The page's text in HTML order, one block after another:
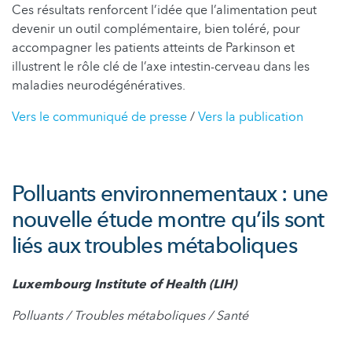
Ces résultats renforcent l’idée que l’alimentation peut
devenir un outil complémentaire, bien toléré, pour
accompagner les patients atteints de Parkinson et
illustrent le rôle clé de l’axe intestin-cerveau dans les
maladies neurodégénératives.
Vers le communiqué de presse/Vers la publication
Polluants environnementaux : une
nouvelle étude montre qu’ils sont
liés aux troubles métaboliques
Luxembourg Institute of Health (LIH)
Polluants / Troubles métaboliques / Santé